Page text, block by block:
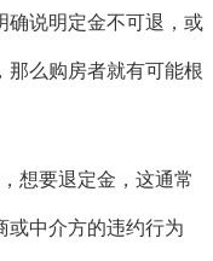
确说明定金不可退，或
那么购房者就有可能根
想要退定金，这通常
或中介方的违约行为